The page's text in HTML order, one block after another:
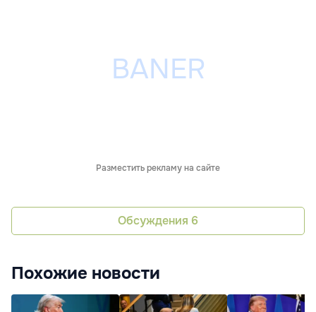
Разместить рекламу на сайте
Обсуждения 6
Похожие новости